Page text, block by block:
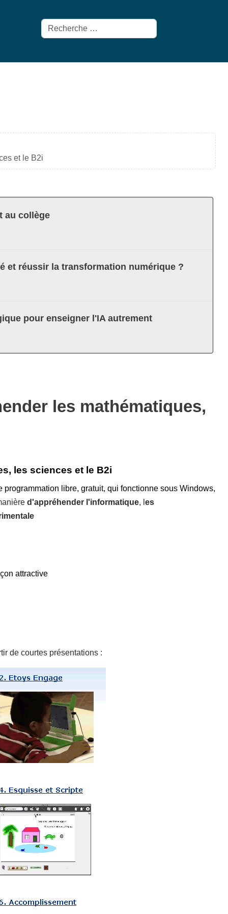
Rechercher
et le B2i
au collège
et réussir la transformation numérique ?
pour enseigner l'IA autrement
les mathématiques,
les sciences et le B2i
programmation libre, gratuit, qui fonctionne sous Windows,
d'appréhender l'informatique, l es
attractive
de courtes présentations :